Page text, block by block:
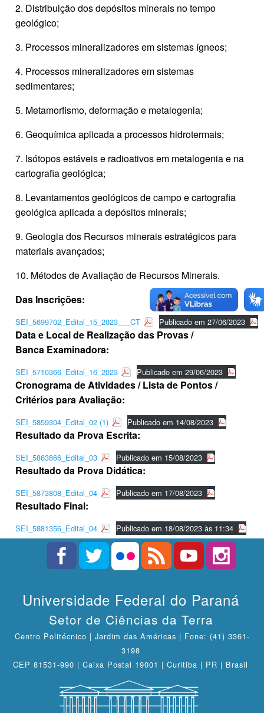
2. Distribuição dos depósitos minerais no tempo
geológico;
3. Processos mineralizadores em sistemas ígneos;
4. Processos mineralizadores em sistemas
sedimentares;
5. Metamorfismo, deformação e metalogenia;
6. Geoquímica aplicada a processos hidrotermais;
7. Isótopos estáveis e radioativos em metalogenia e na
cartografia geológica;
8. Levantamentos geológicos de campo e cartografia
geológica aplicada a depósitos minerais;
9. Geologia dos Recursos minerais estratégicos para
materiais avançados;
10. Métodos de Avaliação de Recursos Minerais.
Das Inscrições:
SEI_5699702_Edital_15_2023___CT Publicado em 27/06/2023
Data e Local de Realização das Provas /
Banca Examinadora:
SEI_5710366_Edital_16_2023 Publicado em 29/06/2023
Cronograma de Atividades / Lista de Pontos /
Critérios para Avaliação:
SEI_5859304_Edital_02 (1) Publicado em 14/08/2023
Resultado da Prova Escrita:
SEI_5863866_Edital_03 Publicado em 15/08/2023
Resultado da Prova Didática:
SEI_5873808_Edital_04 Publicado em 17/08/2023
Resultado Final:
SEI_5881356_Edital_04 Publicado em 18/08/2023 às 11:34
Universidade Federal do Paraná
Setor de Ciências da Terra
Centro Politécnico | Jardim das Américas | Fone: (41) 3361-
3198
CEP 81531-990 | Caixa Postal 19001 | Curitiba | PR | Brasil